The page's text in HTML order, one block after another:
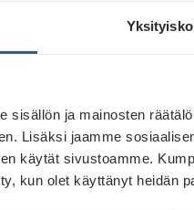
sisällön ja mainosten
Lisäksi jaamme
käytät sivustoamme.
kun olet käyttänyt heidän